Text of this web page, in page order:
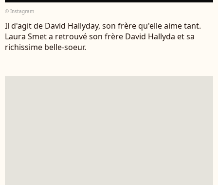
© Instagram
Il d'agit de David Hallyday, son frère qu'elle aime tant.
Laura Smet a retrouvé son frère David Hallyda et sa
richissime belle-soeur.